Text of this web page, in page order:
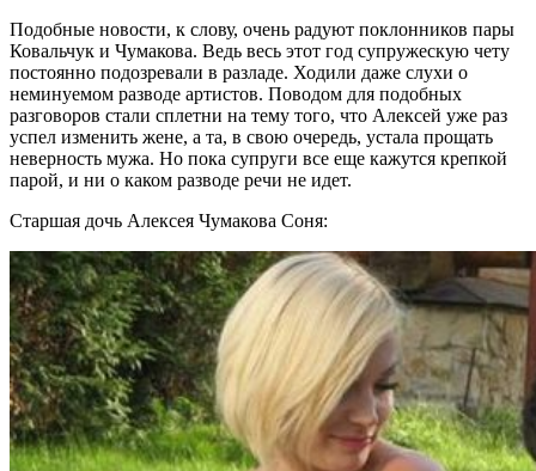
Подобные новости, к слову, очень радуют поклонников пары
Ковальчук и Чумакова. Ведь весь этот год супружескую чету
постоянно подозревали в разладе. Ходили даже слухи о
неминуемом разводе артистов. Поводом для подобных
разговоров стали сплетни на тему того, что Алексей уже раз
успел изменить жене, а та, в свою очередь, устала прощать
неверность мужа. Но пока супруги все еще кажутся крепкой
парой, и ни о каком разводе речи не идет.
Старшая дочь Алексея Чумакова Соня: